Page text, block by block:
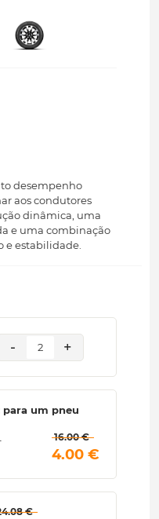
desempenho
aos condutores
dinâmica, uma
e uma combinação
e estabilidade.
- 2 +
um pneu
16.00 €
4.00 €
€